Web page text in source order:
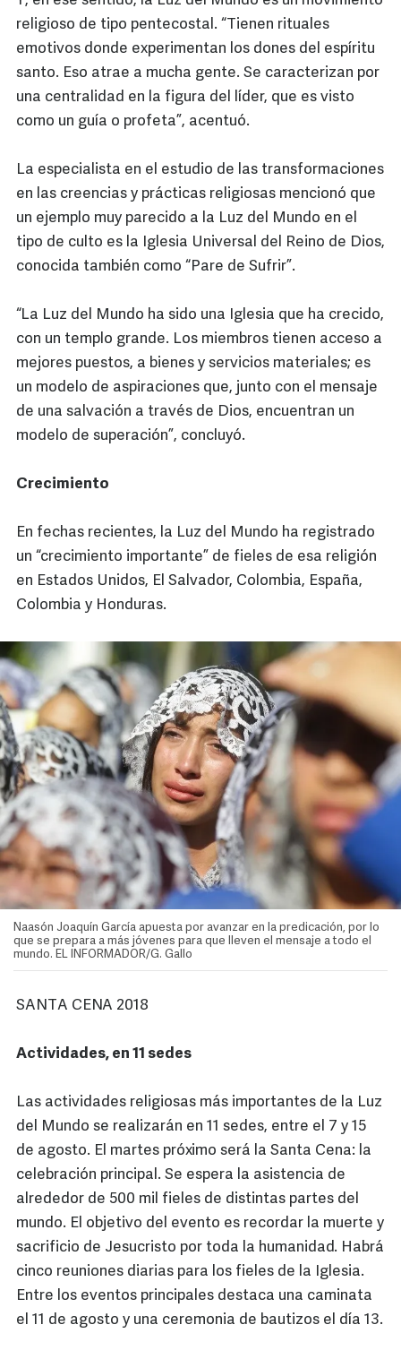
religioso de tipo pentecostal. “Tienen rituales
emotivos donde experimentan los dones del espíritu
santo. Eso atrae a mucha gente. Se caracterizan por
una centralidad en la figura del líder, que es visto
como un guía o profeta”, acentuó.
La especialista en el estudio de las transformaciones
en las creencias y prácticas religiosas mencionó que
un ejemplo muy parecido a la Luz del Mundo en el
tipo de culto es la Iglesia Universal del Reino de Dios,
conocida también como “Pare de Sufrir”.
“La Luz del Mundo ha sido una Iglesia que ha crecido,
con un templo grande. Los miembros tienen acceso a
mejores puestos, a bienes y servicios materiales; es
un modelo de aspiraciones que, junto con el mensaje
de una salvación a través de Dios, encuentran un
modelo de superación”, concluyó.
Crecimiento
En fechas recientes, la Luz del Mundo ha registrado
un “crecimiento importante” de fieles de esa religión
en Estados Unidos, El Salvador, Colombia, España,
Colombia y Honduras.
Naasón Joaquín García apuesta por avanzar en la predicación, por lo
que se prepara a más jóvenes para que lleven el mensaje a todo el
mundo. EL INFORMADOR/G. Gallo
SANTA CENA 2018
Actividades, en 11 sedes
Las actividades religiosas más importantes de la Luz
del Mundo se realizarán en 11 sedes, entre el 7 y 15
de agosto. El martes próximo será la Santa Cena: la
celebración principal. Se espera la asistencia de
alrededor de 500 mil fieles de distintas partes del
mundo. El objetivo del evento es recordar la muerte y
sacrificio de Jesucristo por toda la humanidad. Habrá
cinco reuniones diarias para los fieles de la Iglesia.
Entre los eventos principales destaca una caminata
el 11 de agosto y una ceremonia de bautizos el día 13.